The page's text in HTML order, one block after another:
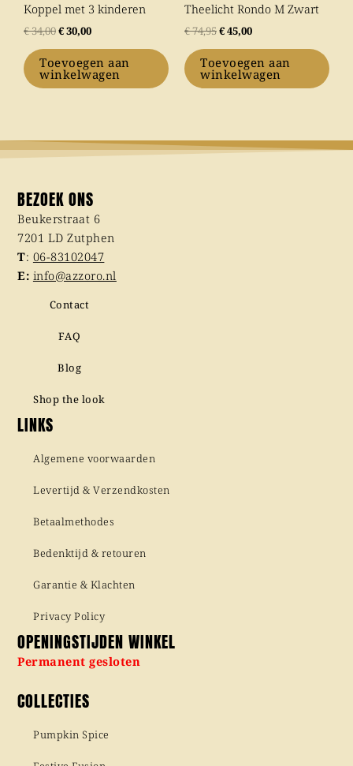
Koppel met 3 kinderen
€34,00€30,00
Toevoegen aan
winkelwagen
Theelicht Rondo M Zwart
€74,95€45,00
Toevoegen aan
winkelwagen
BEZOEK ONS
Beukerstraat 6
7201 LD Zutphen
T: 06-83102047
E: info@azzoro.nl
Contact
FAQ
Blog
Shop the look
LINKS
Algemene voorwaarden
Levertijd & Verzendkosten
Betaalmethodes
Bedenktijd & retouren
Garantie & Klachten
Privacy Policy
OPENINGSTIJDEN WINKEL
Permanent gesloten
COLLECTIES
Pumpkin Spice